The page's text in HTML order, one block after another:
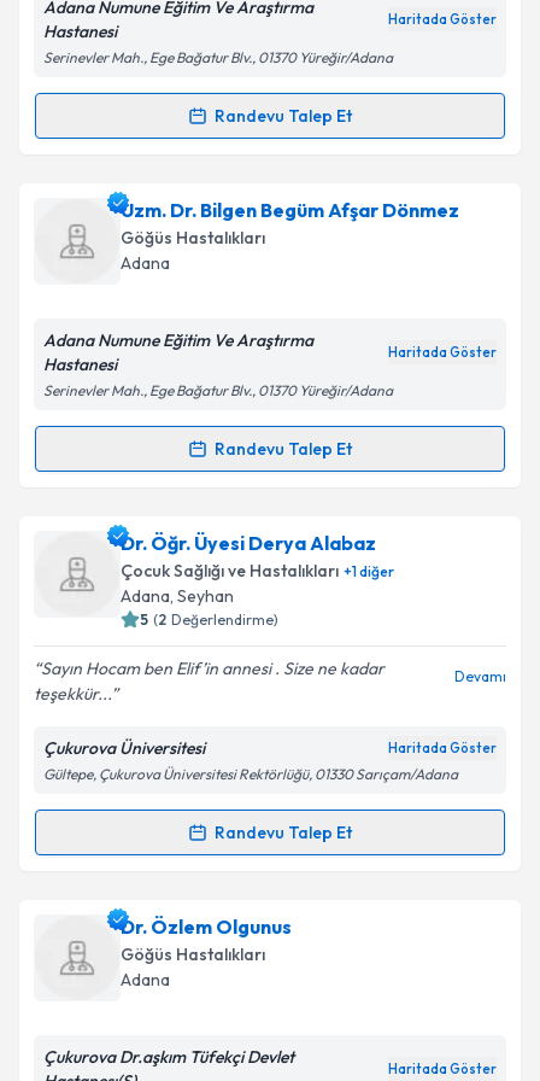
Kişisel verilerimin işlenmesine ilişkinAydınlatma
'ni okudum ve kişisel verilerimin belirtilen
kapsamda işlenmesini kabul ediyorum.
Takvim Talebini Gönder
Adana Numune Eğitim Ve Araştırma
Hastanesi
Haritada Göster
Serinevler Mah., Ege Bağatur Blv., 01370 Yüreğir/Adana
Randevu Talep Et
Randevu Takvimi Talebi
Dr. Şakir Özgür Keşkekiçin randevu takvimi talebi
oluşturun. Size bu uzmandan randevu almanız için bir
takvim hazırlandığında e-posta ile bilgilendireceğiz.
Kişisel verilerimin işlenmesine ilişkinAydınlatma
'ni okudum ve kişisel verilerimin belirtilen
kapsamda işlenmesini kabul ediyorum.
Takvim Talebini Gönder
Uzm. Dr. Bilgen Begüm Afşar Dönmez
Göğüs Hastalıkları
Adana
Adana Numune Eğitim Ve Araştırma
Hastanesi
Haritada Göster
Serinevler Mah., Ege Bağatur Blv., 01370 Yüreğir/Adana
Randevu Talep Et
Randevu Takvimi Talebi
Uzm. Dr. Bilgen Begüm Afşar Dönmez
takvimi talebi oluşturun. Size bu uzmandan randevu
almanız için bir takvim hazırlandığında e-posta ile
bilgilendireceğiz.
E-posta Adresiniz
Kişisel verilerimin işlenmesine ilişkinAydınlatma
Metni'ni okudum ve kişisel verilerimin belirtilen
kapsamda işlenmesini kabul ediyorum.
Dr. Öğr. Üyesi Derya Alabaz
Çocuk Sağlığı ve Hastalıkları +1diğer
Adana, Seyhan
5 (2 Değerlendirme)
Sayın Hocam ben Elif’in annesi . Size ne kadar
teşekkür...
Devamı
Çukurova Üniversitesi Haritada Göster
Gültepe, Çukurova Üniversitesi Rektörlüğü, 01330 Sarıçam/Adana
Randevu Talep Et
Randevu Takvimi Talebi
Dr. Öğr. Üyesi Derya Alabaz
talebi oluşturun. Size bu uzmandan randevu almanız
için bir takvim hazırlandığında e-posta ile
E-posta Adresiniz
Dr. Özlem Olgunus
Göğüs Hastalıkları
Adana
Çukurova Dr.aşkım Tüfekçi Devlet
Haritada Göster